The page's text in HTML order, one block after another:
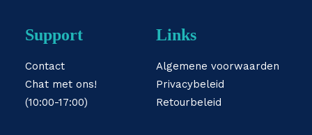
Support
Contact
Chat met ons!
(10:00-17:00)
Links
Algemene voorwaarden
Privacybeleid
Retourbeleid